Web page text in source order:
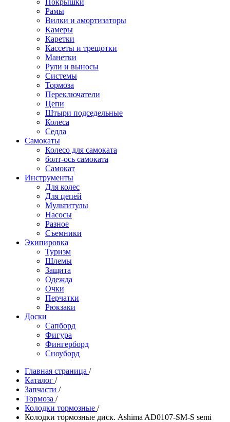
Покрышки
Рамы
Вилки и амортизаторы
Камеры
Каретки
Кассеты и трещотки
Манетки
Рули и выносы
Системы
Тормоза
Переключатели
Цепи
Штыри подседельные
Колеса
Седла
Самокаты
Колесо для самоката
болт-ось самоката
Самокат
Инструменты
Для колес
Для цепей
Мультитулы
Насосы
Разное
Съемники
Экипировка
Туризм
Шлемы
Защита
Одежда
Очки
Перчатки
Рюкзаки
Доски
Сапборд
Фигура
Фингерборд
Сноуборд
Главная страница /
Каталог /
Запчасти /
Тормоза /
Колодки тормозные /
Колодки тормозные диск. Ashima AD0107-SM-S semi